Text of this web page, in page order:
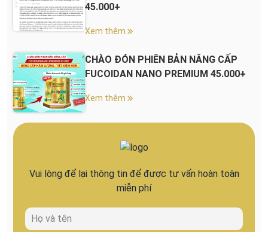
45.000+
Xem thêm
CHÀO ĐÓN PHIÊN BẢN NÂNG CẤP
FUCOIDAN NANO PREMIUM 45.000+
Xem thêm
Vui lòng để lại thông tin để được tư vấn hoàn toàn
miễn phí